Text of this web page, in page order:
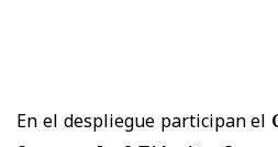
En el despliegue participan el